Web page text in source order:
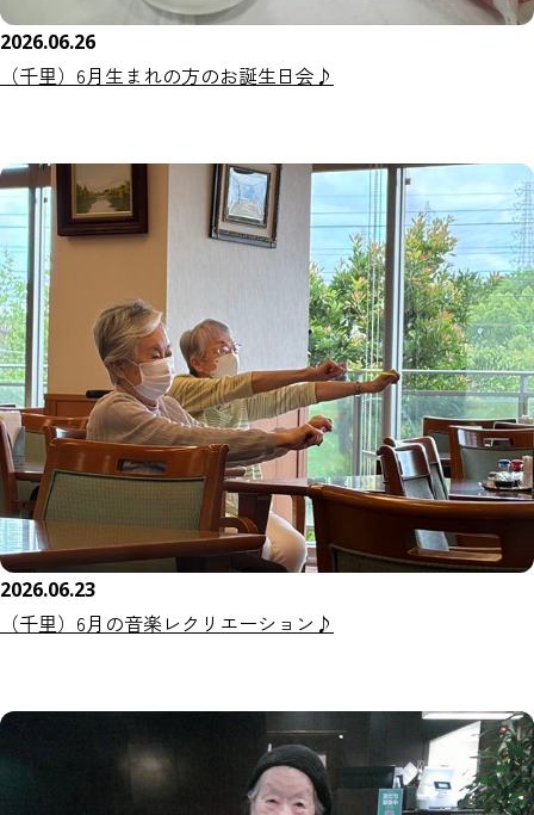
2026.06.26
（千里）6月生まれの方のお誕生日会♪
2026.06.23
（千里）6月の音楽レクリエーション♪